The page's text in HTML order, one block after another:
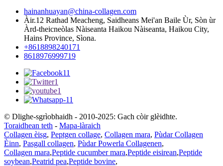
hainanhuayan@china-collagen.com
Àir.12 Rathad Meacheng, Saidheans Mei'an Baile Ùr, Sòn ùr
Àrd-theicneòlas Nàiseanta Haikou Nàiseanta, Haikou City,
Hains Province, Sìona.
+8618898240171
8618976999719
© Dlighe-sgrìobhaidh - 2010-2025: Gach còir glèidhte.
Toraidhean teth - Mapa-làraich
Collagen èisg, Peptgen collage, Collagen mara, Pùdar Collagen
Èinn, Pasgall collagen, Pùdar Powerla Collagenen,
Collagen mara,Peptide cucumber mara,Peptide eisirean,Peptide
soybean,Peatrid pea,Peptide bovine,